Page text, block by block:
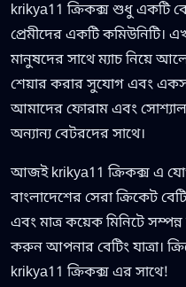
krikya11 ক্রিকক্স শুধু একটি
প্রেমীদের একটি কমিউনিটি।
মানুষদের সাথে ম্যাচ নিয়ে
শেয়ার করার সুযোগ এবং
আমাদের ফোরাম এবং
অন্যান্য বেটরদের সাথে।
আজই krikya11 ক্রিকক্স এ
বাংলাদেশের সেরা ক্রিকেট
এবং মাত্র কয়েক মিনিটে
করুন আপনার বেটিং যাত্রা।
krikya11 ক্রিকক্স এর সাথে!